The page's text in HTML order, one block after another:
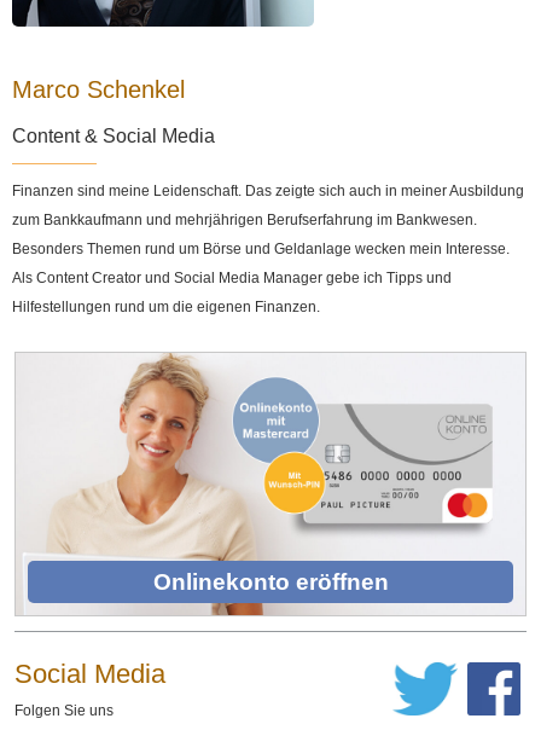
Marco Schenkel
Content & Social Media
Finanzen sind meine Leidenschaft. Das zeigte sich auch in meiner Ausbildung
zum Bankkaufmann und mehrjährigen Berufserfahrung im Bankwesen.
Besonders Themen rund um Börse und Geldanlage wecken mein Interesse.
Als Content Creator und Social Media Manager gebe ich Tipps und
Hilfestellungen rund um die eigenen Finanzen.
Onlinekonto eröffnen
Social Media
Folgen Sie uns